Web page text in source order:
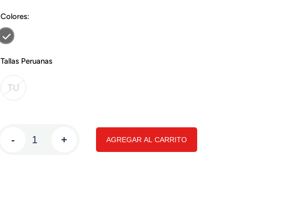
Colores:
Tallas Peruanas
TU
- + AGREGAR AL CARRITO